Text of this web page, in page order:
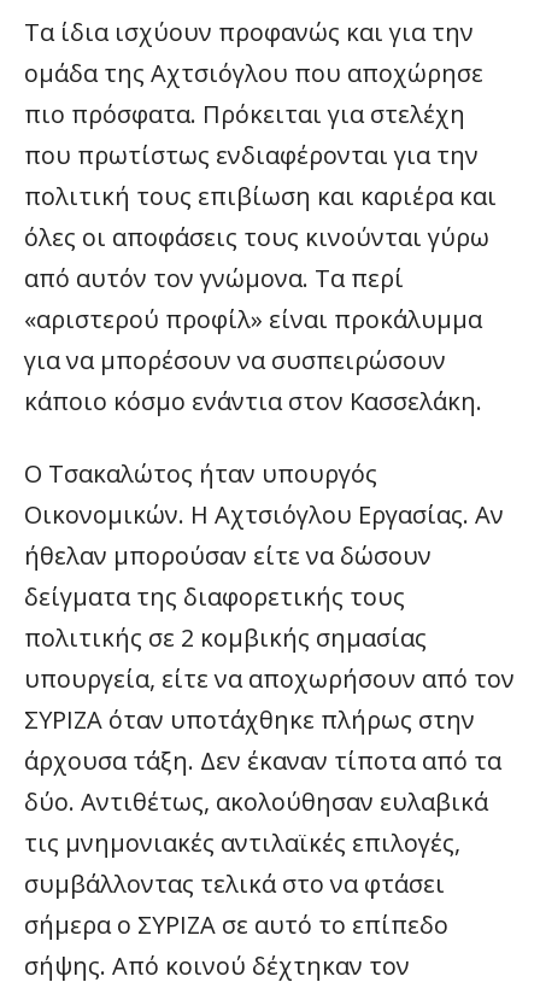
Τα ίδια ισχύουν προφανώς και για την
ομάδα της Αχτσιόγλου που αποχώρησε
πιο πρόσφατα. Πρόκειται για στελέχη
που πρωτίστως ενδιαφέρονται για την
πολιτική τους επιβίωση και καριέρα και
όλες οι αποφάσεις τους κινούνται γύρω
από αυτόν τον γνώμονα. Τα περί
«αριστερού προφίλ» είναι προκάλυμμα
για να μπορέσουν να συσπειρώσουν
κάποιο κόσμο ενάντια στον Κασσελάκη.
Ο Τσακαλώτος ήταν υπουργός
Οικονομικών. Η Αχτσιόγλου Εργασίας. Αν
ήθελαν μπορούσαν είτε να δώσουν
δείγματα της διαφορετικής τους
πολιτικής σε 2 κομβικής σημασίας
υπουργεία, είτε να αποχωρήσουν από τον
ΣΥΡΙΖΑ όταν υποτάχθηκε πλήρως στην
άρχουσα τάξη. Δεν έκαναν τίποτα από τα
δύο. Αντιθέτως, ακολούθησαν ευλαβικά
τις μνημονιακές αντιλαϊκές επιλογές,
συμβάλλοντας τελικά στο να φτάσει
σήμερα ο ΣΥΡΙΖΑ σε αυτό το επίπεδο
σήψης. Από κοινού δέχτηκαν τον